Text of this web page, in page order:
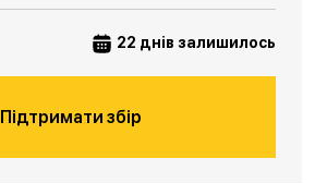
22 днів залишилось
Підтримати збір